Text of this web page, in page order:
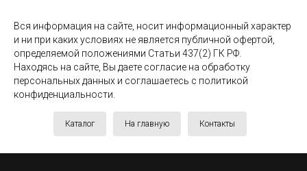
Вся информация на сайте, носит информационный характер
и ни при каких условиях не является публичной офертой,
определяемой положениями Статьи 437(2) ГК РФ.
Находясь на сайте, Вы даете согласие на обработку
персональных данных и соглашаетесь c политикой
конфиденциальности.
Каталог На главную Контакты